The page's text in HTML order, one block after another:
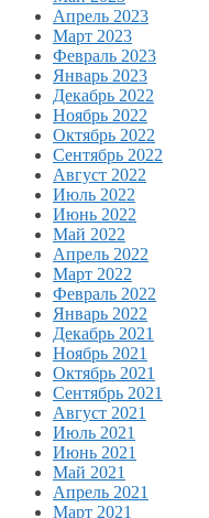
Апрель 2023
Март 2023
Февраль 2023
Январь 2023
Декабрь 2022
Ноябрь 2022
Октябрь 2022
Сентябрь 2022
Август 2022
Июль 2022
Июнь 2022
Май 2022
Апрель 2022
Март 2022
Февраль 2022
Январь 2022
Декабрь 2021
Ноябрь 2021
Октябрь 2021
Сентябрь 2021
Август 2021
Июль 2021
Июнь 2021
Май 2021
Апрель 2021
Март 2021